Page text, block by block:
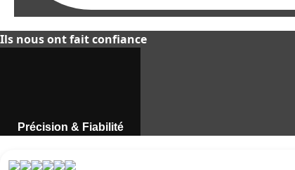
Ils nous ont fait confiance
Précision & Fiabilité